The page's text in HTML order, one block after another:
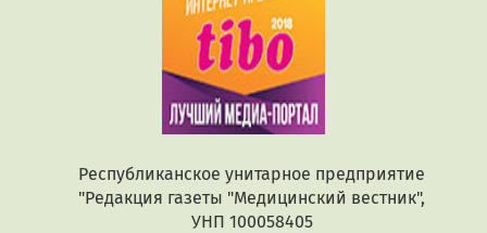
Республиканское унитарное предприятие
"Редакция газеты "Медицинский вестник",
УНП 100058405